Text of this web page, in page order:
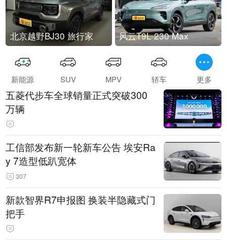
北京越野BJ30 旅行家 风云T9L 230 Max
新能源 SUV MPV 轿车 更多
五菱代步车全球销量正式突破300
万辆
工信部发布新一轮新车公告 埃安Ra
y 7造型低趴宽体
307
新款智界R7申报图 换装半隐藏式门
把手